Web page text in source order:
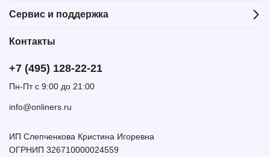
Сервис и поддержка
Контакты
+7 (495) 128-22-21
Пн-Пт с 9:00 до 21:00
info@onliners.ru
ИП Слепченкова Кристина Игоревна
ОГРНИП 326710000024559